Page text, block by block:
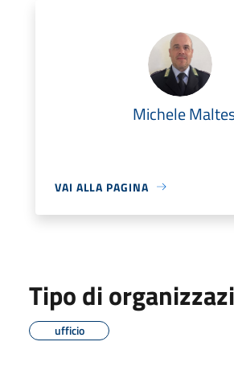
Michele
VAI ALLA PAGINA
Tipo di
ufficio